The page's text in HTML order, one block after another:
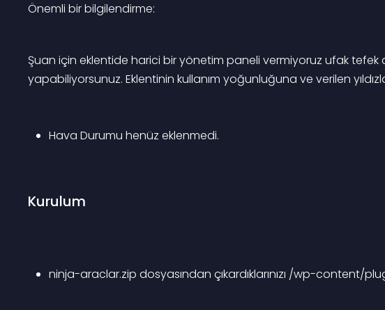
Önemli bir bilgilendirme:
Şuan için eklentide harici bir yönetim paneli vermiyoruz ufak tefek
yapabiliyorsunuz. Eklentinin kullanım yoğunluğuna ve verilen
Hava Durumu henüz eklenmedi.
Kurulum
ninja-araclar.zip dosyasından çıkardıklarınızı /wp-content/